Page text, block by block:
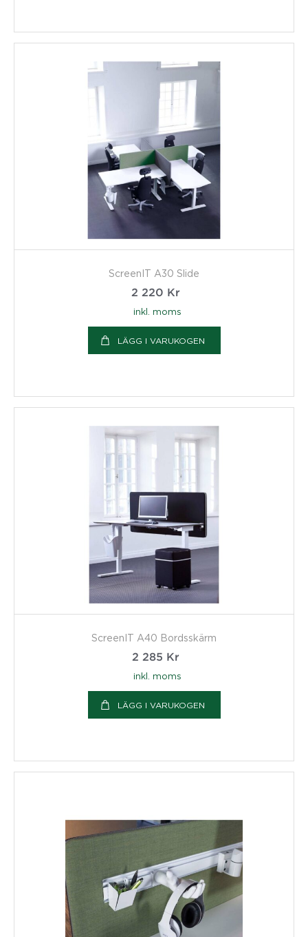
ScreenIT A30 Slide
2 220 Kr
inkl. moms
LÄGG I VARUKOGEN
ScreenIT A40 Bordsskärm
2 285 Kr
inkl. moms
LÄGG I VARUKOGEN